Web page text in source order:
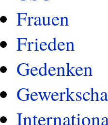
Frauen
Frieden
Gedenken